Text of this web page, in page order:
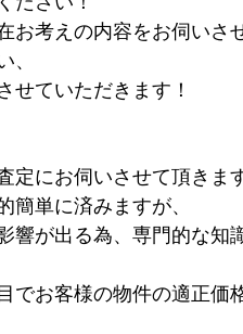
考えの内容をお伺いさ
せていただきます！
定にお伺いさせて頂きま
単に済みますが、
響が出る為、専門的な知
お客様の物件の適正価